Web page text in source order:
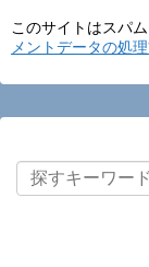
このサイトはスパ
メントデータの処